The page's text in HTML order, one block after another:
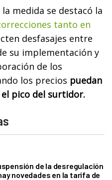
medida se destacó la
tanto en
desfasajes entre
su implementación y
de los
los precios puedan
pico del surtidor.
de la desregulación
novedades en la tarifa de